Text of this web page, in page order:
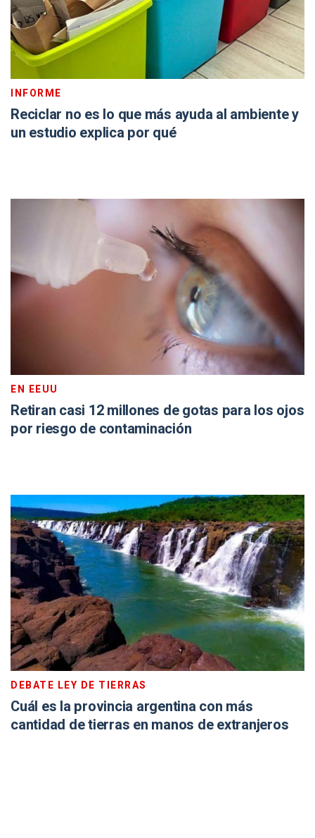
INFORME
Reciclar no es lo que más ayuda al ambiente y
un estudio explica por qué
EN EEUU
Retiran casi 12 millones de gotas para los ojos
por riesgo de contaminación
DEBATE LEY DE TIERRAS
Cuál es la provincia argentina con más
cantidad de tierras en manos de extranjeros